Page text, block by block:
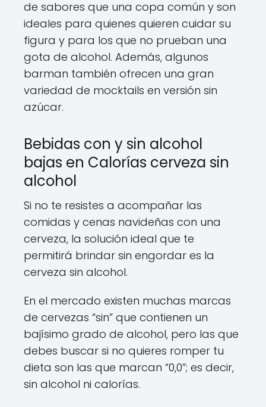
de sabores que una copa común y son
ideales para quienes quieren cuidar su
figura y para los que no prueban una
gota de alcohol. Además, algunos
barman también ofrecen una gran
variedad de mocktails en versión sin
azúcar.
Bebidas con y sin alcohol
bajas en Calorías cerveza sin
alcohol
Si no te resistes a acompañar las
comidas y cenas navideñas con una
cerveza, la solución ideal que te
permitirá brindar sin engordar es la
cerveza sin alcohol.
En el mercado existen muchas marcas
de cervezas “sin” que contienen un
bajísimo grado de alcohol, pero las que
debes buscar si no quieres romper tu
dieta son las que marcan “0,0”; es decir,
sin alcohol ni calorías.